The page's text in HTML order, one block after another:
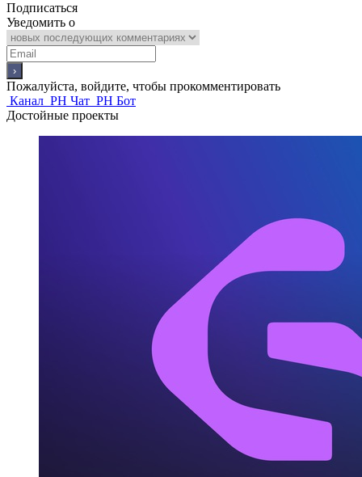
Подписаться
Уведомить о
Пожалуйста, войдите, чтобы прокомментировать
Канал PH Чат PH Бот
Достойные проекты